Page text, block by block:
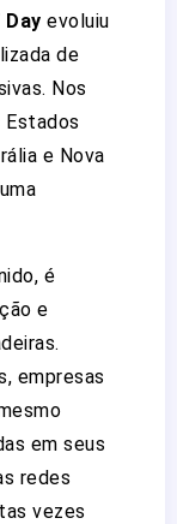
Day evoluiu
de
Nos
Estados
e Nova
é
e
empresas
em seus
redes
vezes